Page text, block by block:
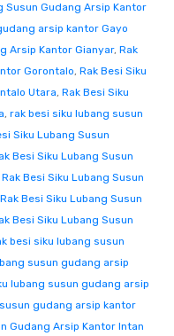
Susun Gudang Arsip Kantor
arsip kantor Gayo
Arsip Kantor Gianyar, Rak
Gorontalo, Rak Besi Siku
Utara, Rak Besi Siku
, rak besi siku lubang susun
Siku Lubang Susun
Besi Siku Lubang Susun
Rak Besi Siku Lubang Susun
Rak Besi Siku Lubang Susun
Besi Siku Lubang Susun
besi siku lubang susun
susun gudang arsip
lubang susun gudang arsip
gudang arsip kantor
Gudang Arsip Kantor Intan